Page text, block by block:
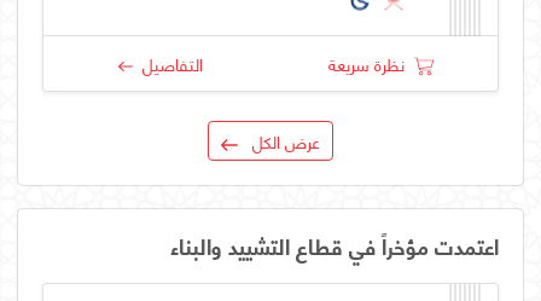
نظرة سريعة التفاصيل
عرض الكل
اعتمدت مؤخراً في قطاع التشييد والبناء